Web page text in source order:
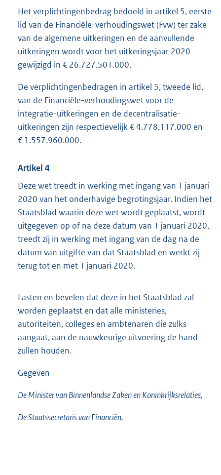
Het verplichtingenbedrag bedoeld in artikel 5, eerste
lid van de Financiële-verhoudingswet (Fvw) ter zake
van de algemene uitkeringen en de aanvullende
uitkeringen wordt voor het uitkeringsjaar 2020
gewijzigd in € 26.727.501.000.
De verplichtingenbedragen in artikel 5, tweede lid,
van de Financiële-verhoudingswet voor de
integratie-uitkeringen en de decentralisatie-
uitkeringen zijn respectievelijk € 4.778.117.000 en
€ 1.557.960.000.
Artikel 4
Deze wet treedt in werking met ingang van 1 januari
2020 van het onderhavige begrotingsjaar. Indien het
Staatsblad waarin deze wet wordt geplaatst, wordt
uitgegeven op of na deze datum van 1 januari 2020,
treedt zij in werking met ingang van de dag na de
datum van uitgifte van dat Staatsblad en werkt zij
terug tot en met 1 januari 2020.
Lasten en bevelen dat deze in het Staatsblad zal
worden geplaatst en dat alle ministeries,
autoriteiten, colleges en ambtenaren die zulks
aangaat, aan de nauwkeurige uitvoering de hand
zullen houden.
Gegeven
De Minister van Binnenlandse Zaken en Koninkrijksrelaties,
De Staatssecretaris van Financiën,